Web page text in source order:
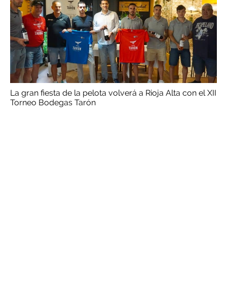
La gran fiesta de la pelota volverá a Rioja Alta con el XII
Torneo Bodegas Tarón